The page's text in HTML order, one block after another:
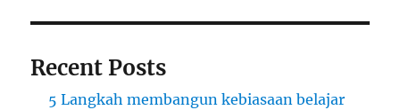
Recent Posts
5 Langkah membangun kebiasaan belajar